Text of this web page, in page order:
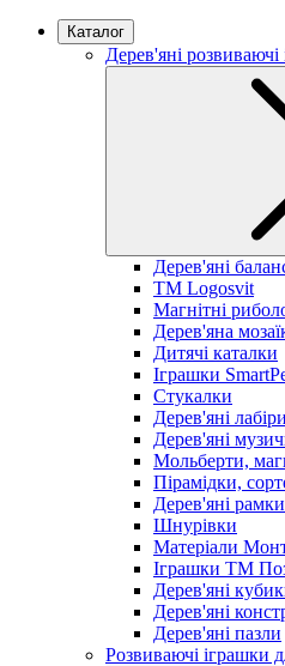
Каталог
Дерев'яні розвиваючі
Дерев'яні
TM Logosvit
Магнітні
Дерев'яна
Дитячі каталки
Іграшки
Стукалки
Дерев'яні
Дерев'яні
Мольберти,
Пірамідки,
Дерев'яні
Шнурівки
Матеріали
Іграшки ТМ
Дерев'яні
Дерев'яні
Дерев'яні пазли
Розвиваючі іграшки